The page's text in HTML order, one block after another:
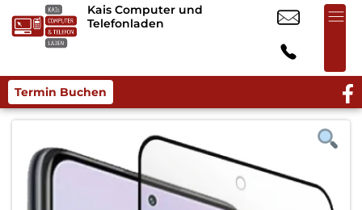
Kais Computer und
Telefonladen
Termin Buchen